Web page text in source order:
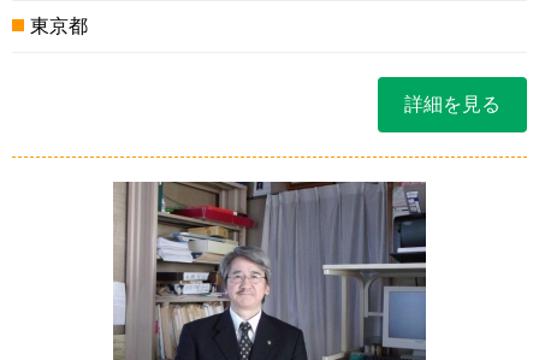
東京都
詳細を見る